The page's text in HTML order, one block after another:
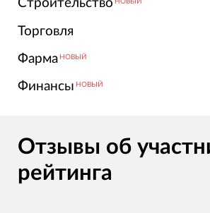
Строительство НОВЫЙ
Торговля
Фарма НОВЫЙ
Финансы НОВЫЙ
Отзывы об
рейтинга